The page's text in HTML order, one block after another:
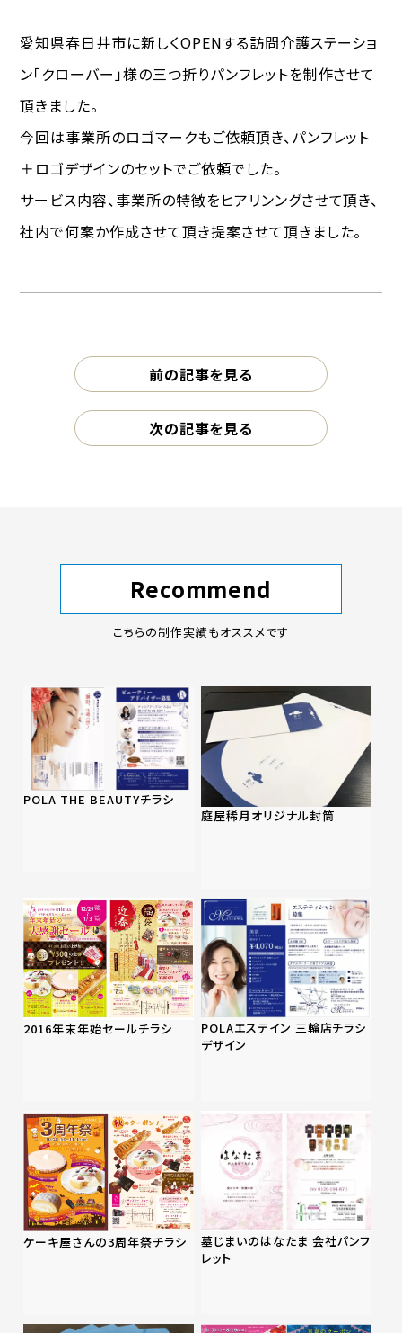
愛知県春日井市に新しくOPENする訪問介護ステーショ
ン「クローバー」様の三つ折りパンフレットを制作させて
頂きました。
今回は事業所のロゴマークもご依頼頂き、パンフレット
＋ロゴデザインのセットでご依頼でした。
サービス内容、事業所の特徴をヒアリンングさせて頂き、
社内で何案か作成させて頂き提案させて頂きました。
前の記事を見る
次の記事を見る
Recommend
こちらの制作実績もオススメです
POLA THE BEAUTYチラシ
庭屋稀月オリジナル封筒
2016年末年始セールチラシ
POLAエステイン 三輪店チラシ
デザイン
ケーキ屋さんの3周年祭チラシ
墓じまいのはなたま 会社パンフ
レット